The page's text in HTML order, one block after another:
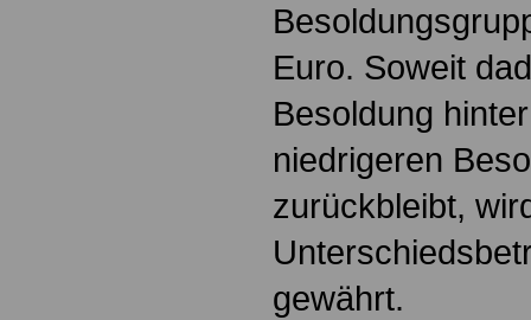
Euro. Soweit
Besoldung
niedrigeren
zurückbleibt,
gewährt.